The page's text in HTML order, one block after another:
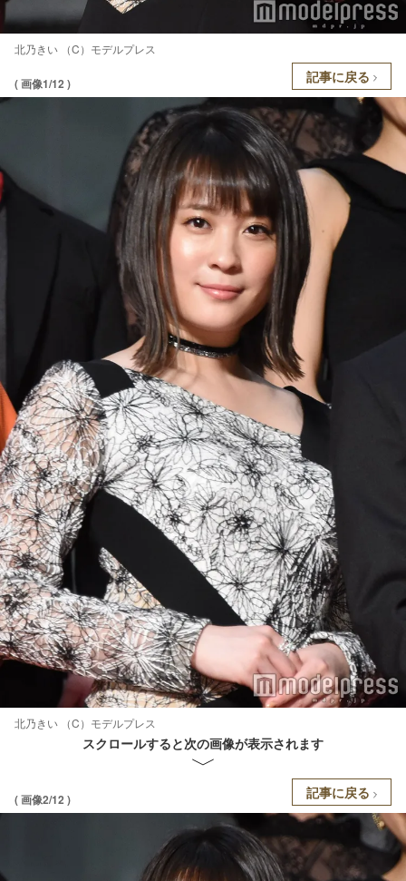
北乃きい （C）モデルプレス
( 画像1/12 ) 記事に戻る
北乃きい （C）モデルプレス
スクロールすると次の画像が表示されます
( 画像2/12 ) 記事に戻る